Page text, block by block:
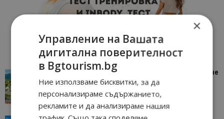
“Пощенска картичка от…”: Петрич – Изживяване
отвъд очакваното
Петрич 11/07/2026 11:22
×
Управление на Вашата
дигитална поверителност
в Bgtourism.bg
Ние използваме бисквитки, за да
персонализираме съдържанието,
рекламите и да анализираме нашия